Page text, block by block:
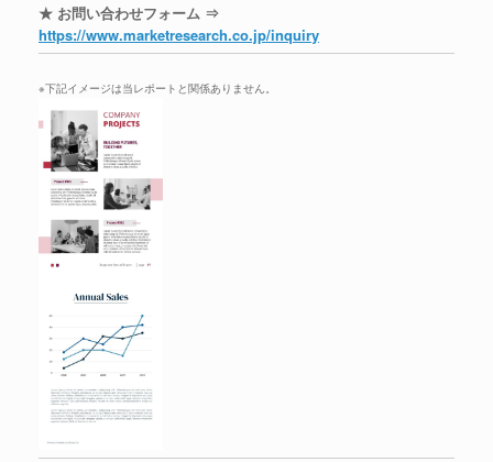
★ お問い合わせフォーム ⇒
https://www.marketresearch.co.jp/inquiry
※下記イメージは当レポートと関係ありません。